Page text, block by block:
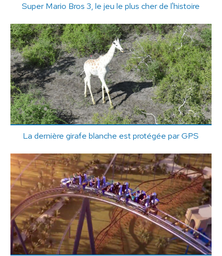
Super Mario Bros 3, le jeu le plus cher de l'histoire
La dernière girafe blanche est protégée par GPS